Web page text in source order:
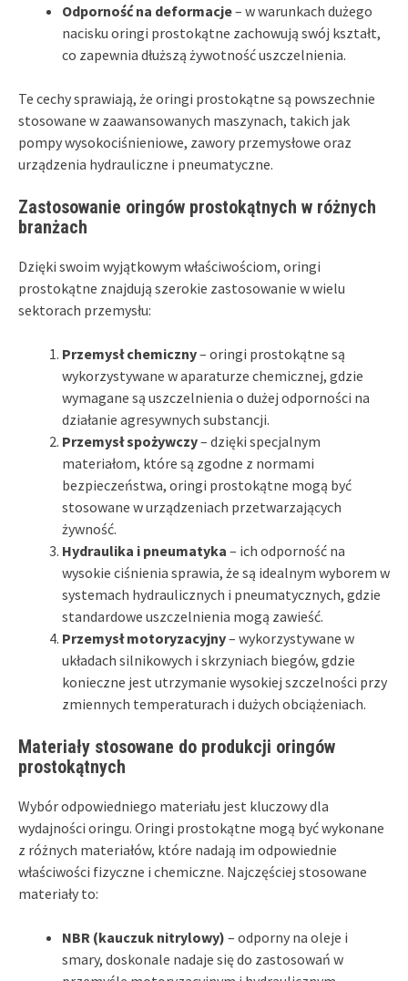
Odporność na deformacje– w warunkach dużego
nacisku oringi prostokątne zachowują swój kształt,
co zapewnia dłuższą żywotność uszczelnienia.
Te cechy sprawiają, że oringi prostokątne są powszechnie
stosowane w zaawansowanych maszynach, takich jak
pompy wysokociśnieniowe, zawory przemysłowe oraz
urządzenia hydrauliczne i pneumatyczne.
Zastosowanie oringów prostokątnych w różnych
branżach
Dzięki swoim wyjątkowym właściwościom, oringi
prostokątne znajdują szerokie zastosowanie w wielu
sektorach przemysłu:
Przemysł chemiczny– oringi prostokątne są
wykorzystywane w aparaturze chemicznej, gdzie
wymagane są uszczelnienia o dużej odporności na
działanie agresywnych substancji.
Przemysł spożywczy– dzięki specjalnym
materiałom, które są zgodne z normami
bezpieczeństwa, oringi prostokątne mogą być
stosowane w urządzeniach przetwarzających
żywność.
Hydraulika i pneumatyka – ich odporność na
wysokie ciśnienia sprawia, że są idealnym wyborem w
systemach hydraulicznych i pneumatycznych, gdzie
standardowe uszczelnienia mogą zawieść.
Przemysł motoryzacyjny– wykorzystywane w
układach silnikowych i skrzyniach biegów, gdzie
konieczne jest utrzymanie wysokiej szczelności przy
zmiennych temperaturach i dużych obciążeniach.
Materiały stosowane do produkcji oringów
prostokątnych
Wybór odpowiedniego materiału jest kluczowy dla
wydajności oringu. Oringi prostokątne mogą być wykonane
z różnych materiałów, które nadają im odpowiednie
właściwości fizyczne i chemiczne. Najczęściej stosowane
materiały to:
NBR (kauczuk nitrylowy) – odporny na oleje i
smary, doskonale nadaje się do zastosowań w